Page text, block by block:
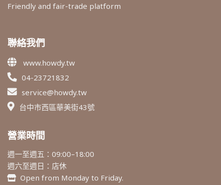
Friendly and fair-trade platform
聯絡我們
www.howdy.tw
04-23721832
service@howdy.tw
台中市西區華美街43號
營業時間
週一至週五：09:00–18:00
週六至週日：店休
Open from Monday to Friday.